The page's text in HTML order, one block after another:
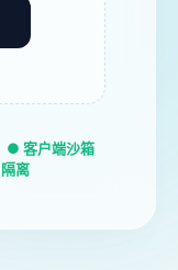
● 客户端沙箱
隔离